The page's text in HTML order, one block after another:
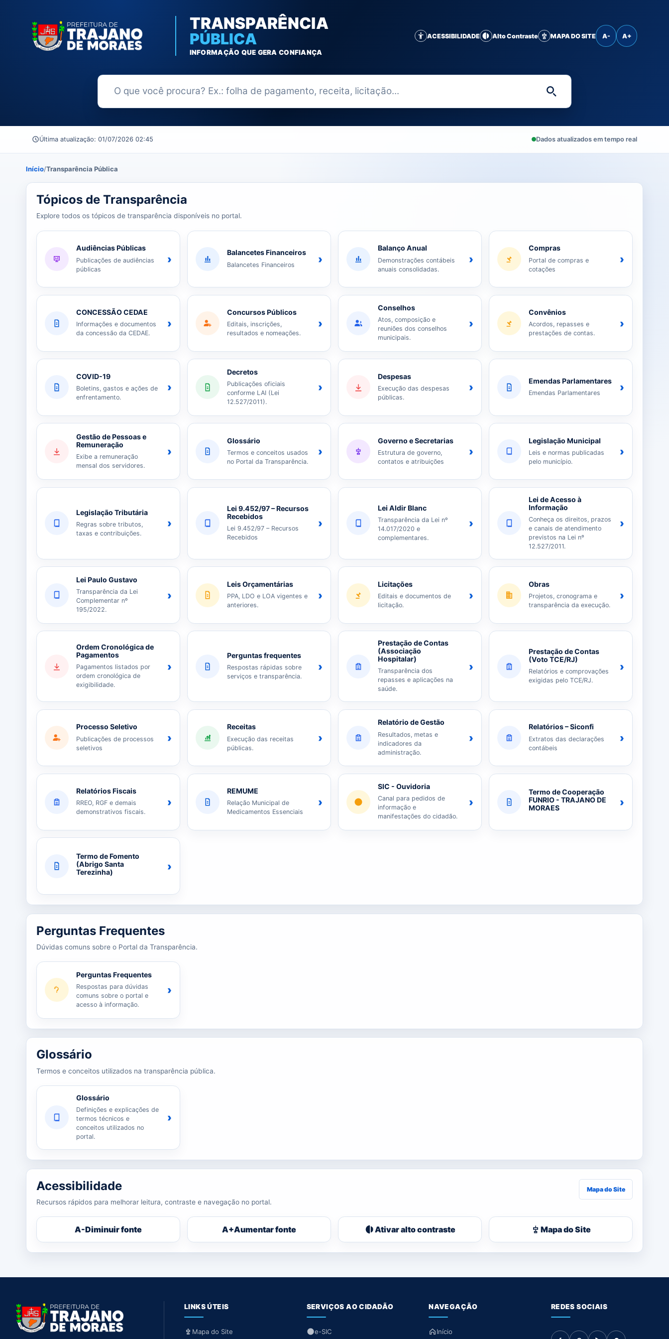
TRANSPARÊNCIA
PÚBLICA
INFORMAÇÃO QUE GERA CONFIANÇA
ACESSIBILIDADE Alto Contraste MAPA DO SITE A- A+
Buscar no Portal da Transparência Digite uma palavra-
Última atualização: 01/07/2026 02:45 Dados atualizados em tempo real
Início/Transparência Pública
37 tópicos carregados do banco de dados.
Tópicos de Transparência
Explore todos os tópicos de transparência disponíveis no portal.
Audiências Públicas
Publicações de audiências
públicas
›
Balancetes Financeiros
Balancetes Financeiros ›
Balanço Anual
Demonstrações contábeis
anuais consolidadas.
›
Compras
Portal de compras e
cotações
›
CONCESSÃO CEDAE
Informações e documentos
da concessão da CEDAE.
›
Concursos Públicos
Editais, inscrições,
resultados e nomeações.
›
Conselhos
Atos, composição e
reuniões dos conselhos
municipais.
›
Convênios
Acordos, repasses e
prestações de contas.
›
COVID-19
Boletins, gastos e ações de
enfrentamento.
›
Decretos
Publicações oficiais
conforme LAI (Lei
12.527/2011).
›
Despesas
Execução das despesas
públicas.
›
Emendas Parlamentares
Emendas Parlamentares ›
Gestão de Pessoas e
Remuneração
Exibe a remuneração
mensal dos servidores.
›
Glossário
Termos e conceitos usados
no Portal da Transparência.
›
Governo e Secretarias
Estrutura de governo,
contatos e atribuições
›
Legislação Municipal
Leis e normas publicadas
pelo município.
›
Legislação Tributária
Regras sobre tributos,
taxas e contribuições.
›
Lei 9.452/97 – Recursos
Recebidos
Lei 9.452/97 – Recursos
Recebidos
›
Lei Aldir Blanc
Transparência da Lei nº
14.017/2020 e
complementares.
›
Lei de Acesso à
Informação
Conheça os direitos, prazos
e canais de atendimento
previstos na Lei nº
12.527/2011.
›
Lei Paulo Gustavo
Transparência da Lei
Complementar nº
195/2022.
›
Leis Orçamentárias
PPA, LDO e LOA vigentes e
anteriores.
›
Licitações
Editais e documentos de
licitação.
›
Obras
Projetos, cronograma e
transparência da execução.
›
Ordem Cronológica de
Pagamentos
Pagamentos listados por
ordem cronológica de
exigibilidade.
›
Perguntas frequentes
Respostas rápidas sobre
serviços e transparência.
›
Prestação de Contas
(Associação
Hospitalar)
Transparência dos
repasses e aplicações na
saúde.
›
Prestação de Contas
(Voto TCE/RJ)
Relatórios e comprovações
exigidas pelo TCE/RJ.
›
Processo Seletivo
Publicações de processos
seletivos
›
Receitas
Execução das receitas
públicas.
›
Relatório de Gestão
Resultados, metas e
indicadores da
administração.
›
Relatórios – Siconfi
Extratos das declarações
contábeis
›
Relatórios Fiscais
RREO, RGF e demais
demonstrativos fiscais.
›
REMUME
Relação Municipal de
Medicamentos Essenciais
›
SIC - Ouvidoria
Canal para pedidos de
informação e
manifestações do cidadão.
›
Termo de Cooperação
FUNRIO - TRAJANO DE
MORAES
›
Termo de Fomento
(Abrigo Santa
Terezinha)
›
Perguntas Frequentes
Dúvidas comuns sobre o Portal da Transparência.
Perguntas Frequentes
Respostas para dúvidas
comuns sobre o portal e
acesso à informação.
›
Glossário
Termos e conceitos utilizados na transparência pública.
Glossário
Definições e explicações de
termos técnicos e
conceitos utilizados no
portal.
›
Acessibilidade
Recursos rápidos para melhorar leitura, contraste e navegação no portal.
Mapa do Site
A-Diminuir fonte A+Aumentar fonte Ativar alto contraste Mapa do Site
LINKS ÚTEIS
Mapa do Site
SERVIÇOS AO CIDADÃO
e-SIC
NAVEGAÇÃO
Início
REDES SOCIAIS